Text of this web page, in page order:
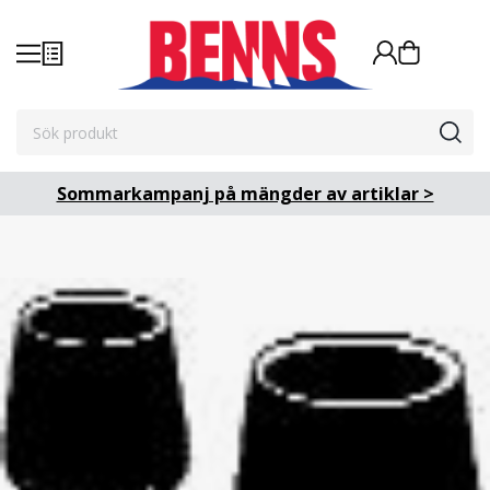
Sommarkampanj på mängder av artiklar >